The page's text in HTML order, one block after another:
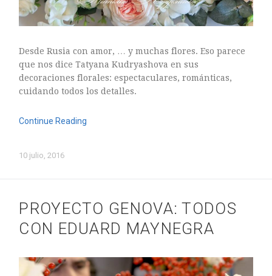
flores
FOTOGRAFIA
INSTAGRAM
JARDINES
MAESTROS FLORISTAS
PLANTAS
agosto 2018
Desde Rusia con amor, … y muchas flores. Eso parece
que nos dice Tatyana Kudryashova en sus
decoraciones florales: espectaculares, románticas,
cuidando todos los detalles.
Continue Reading
10 julio, 2016
PROYECTO GENOVA: TODOS
CON EDUARD MAYNEGRA